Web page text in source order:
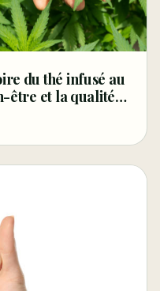
du thé infusé au
être et la qualité